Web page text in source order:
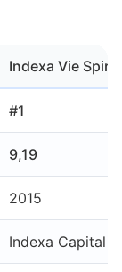
Indexa Vie
#1
9,19
2015
Indexa Capital